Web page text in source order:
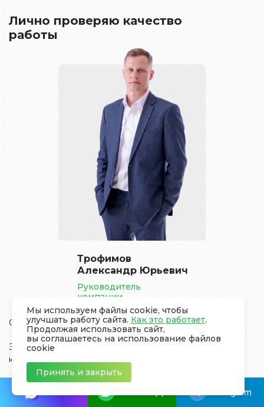
Лично проверяю качество
работы
Трофимов
Александр Юрьевич
Руководитель
компании
С 2011 занимаюсь строительством деревянных домов
Занимаюсь замерами, осмотром, диагностикой и
контролем за работой бригад на объектах клиентов
Через меня прошло уже несколько сотен объектов с
разными материалами
Telegram
Мы используем файлы cookie, чтобы
улучшать работу сайта. Как это работает.
Продолжая использовать сайт,
вы соглашаетесь на использование файлов
cookie
Принять и закрыть